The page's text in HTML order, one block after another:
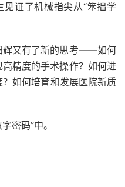
证了机械指尖从“笨拙学
又有了新的思考——如何
精度的手术操作？如何进
如何培育和发展医院新质
密码”中。